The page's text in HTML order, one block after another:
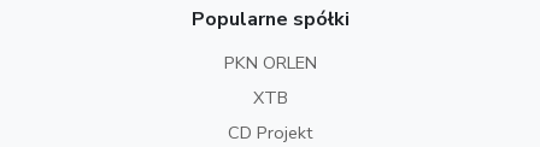
Popularne spółki
PKN ORLEN
XTB
CD Projekt